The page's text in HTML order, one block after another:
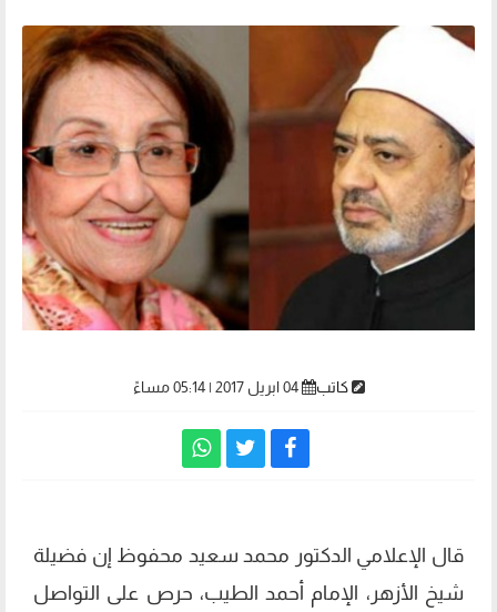
كاتب 04 ابريل 2017 | 05:14 مساءً
قال الإعلامي الدكتور محمد سعيد محفوظ إن فضيلة
شيخ الأزهر، الإمام أحمد الطيب، حرص على التواصل